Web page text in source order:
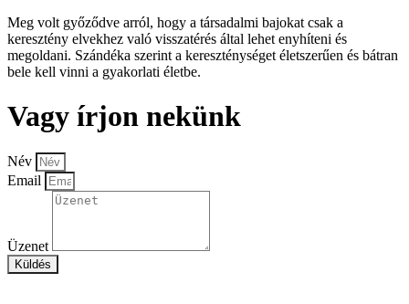
Meg volt győződve arról, hogy a társadalmi bajokat csak a
keresztény elvekhez való visszatérés által lehet enyhíteni és
megoldani. Szándéka szerint a kereszténységet életszerűen és bátran
bele kell vinni a gyakorlati életbe.
Vagy írjon nekünk
Név
Email
Üzenet
Küldés